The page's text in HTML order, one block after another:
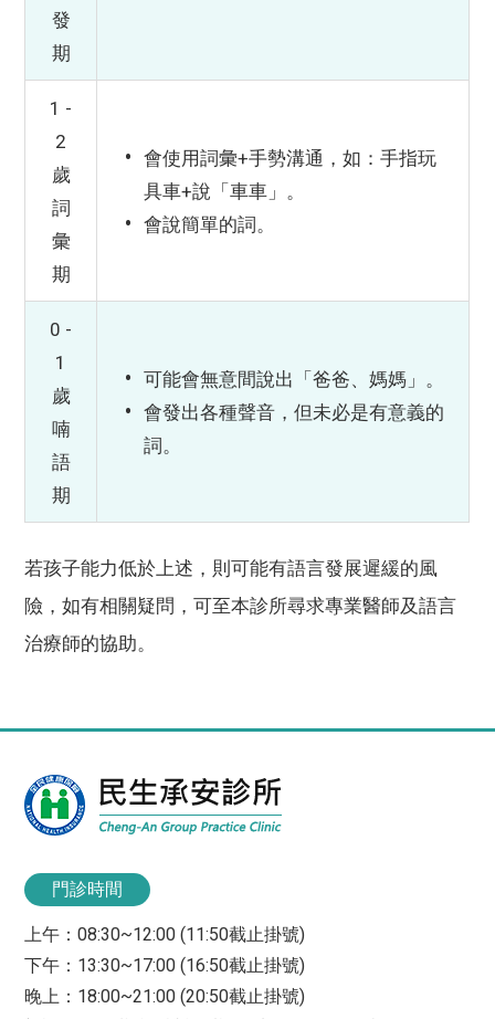
發
期
1 -
2
歲
詞
彙
期
會使用詞彙+手勢溝通，如：手指玩
具車+說「車車」。
會說簡單的詞。
0 -
1
歲
喃
語
期
可能會無意間說出「爸爸、媽媽」。
會發出各種聲音，但未必是有意義的
詞。
若孩子能力低於上述，則可能有語言發展遲緩的風
險，如有相關疑問，可至本診所尋求專業醫師及語言
治療師的協助。
門診時間
上午：08:30~12:00 (11:50截止掛號)
下午：13:30~17:00 (16:50截止掛號)
晚上：18:00~21:00 (20:50截止掛號)